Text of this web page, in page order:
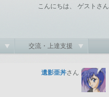
こんにちは、 ゲストさん
交流・上達支援
遺影亜丼さん